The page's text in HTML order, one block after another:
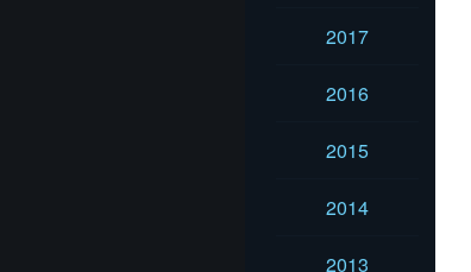
2017
2016
2015
2014
2013